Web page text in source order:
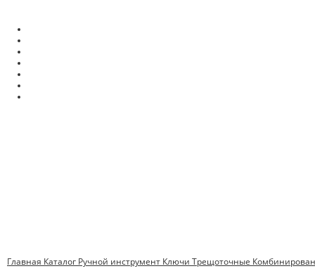
Главная Каталог Ручной инструмент Ключи Трещоточные